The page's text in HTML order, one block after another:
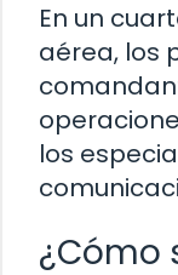
En un
aérea, los
los
¿Cómo